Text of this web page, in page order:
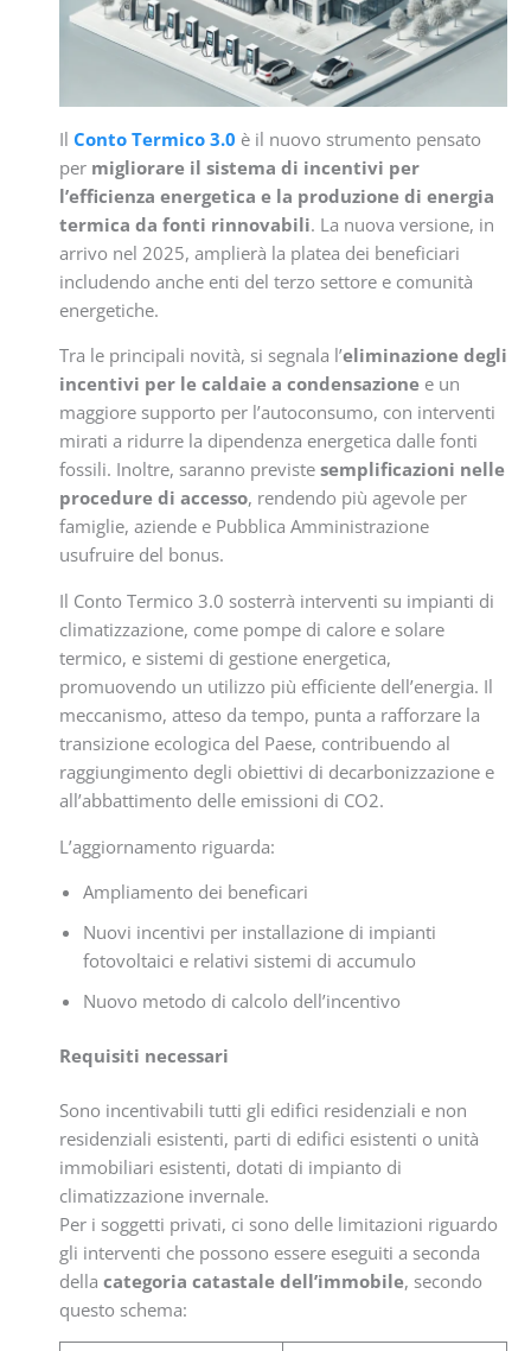
Il Conto Termico 3.0 è il nuovo strumento pensato
per migliorare il sistema di incentivi per
l’efficienza energetica e la produzione di energia
termica da fonti rinnovabili. La nuova versione, in
arrivo nel 2025, amplierà la platea dei beneficiari
includendo anche enti del terzo settore e comunità
energetiche.
Tra le principali novità, si segnala l’eliminazione degli
incentivi per le caldaie a condensazione e un
maggiore supporto per l’autoconsumo, con interventi
mirati a ridurre la dipendenza energetica dalle fonti
fossili. Inoltre, saranno previste semplificazioni nelle
procedure di accesso, rendendo più agevole per
famiglie, aziende e Pubblica Amministrazione
usufruire del bonus.
Il Conto Termico 3.0 sosterrà interventi su impianti di
climatizzazione, come pompe di calore e solare
termico, e sistemi di gestione energetica,
promuovendo un utilizzo più efficiente dell’energia. Il
meccanismo, atteso da tempo, punta a rafforzare la
transizione ecologica del Paese, contribuendo al
raggiungimento degli obiettivi di decarbonizzazione e
all’abbattimento delle emissioni di CO2.
L’aggiornamento riguarda:
Ampliamento dei beneficari
Nuovi incentivi per installazione di impianti
fotovoltaici e relativi sistemi di accumulo
Nuovo metodo di calcolo dell’incentivo
Requisiti necessari
Sono incentivabili tutti gli edifici residenziali e non
residenziali esistenti, parti di edifici esistenti o unità
immobiliari esistenti, dotati di impianto di
climatizzazione invernale.
Per i soggetti privati, ci sono delle limitazioni riguardo
gli interventi che possono essere eseguiti a seconda
della categoria catastale dell’immobile, secondo
questo schema: